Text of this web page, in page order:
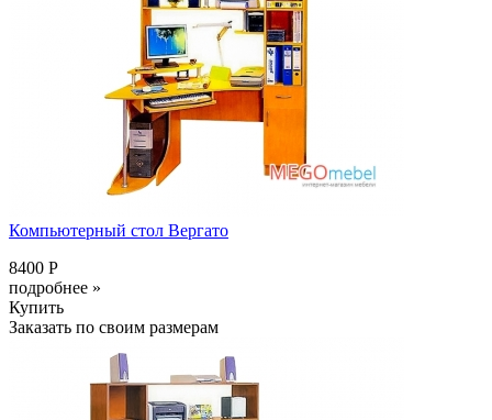
Компьютерный стол Вергато
8400 Р
подробнее »
Купить
Заказать по своим размерам